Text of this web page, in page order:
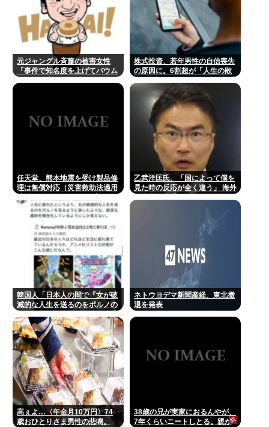
元ジャングル斉藤の被害女性
「事件で知名度を上げてバウム
株式投資、若年男性の自信喪失
の原因に。6割超が「人生の敗
を売買。
任天堂、熊本地震を受け製品修
理は無償対応（災害救助法適用
乙武洋匡氏、「国によって僕を
見た時の反応が全く違う」 海外
韓国人「日本人の間で『女が破
滅的な人生を送るのをポルノの
行っている」
ネトウヨデマ新聞産経、東北撤
退を発表
高ぇよ…〈年金月10万円〉74
歳おひとりさま男性の悲鳴。
38歳の兄が実家におるんやが、
7年くらいニートしとる。親が